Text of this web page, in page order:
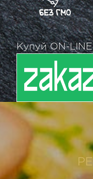
Купуй ON-LINE